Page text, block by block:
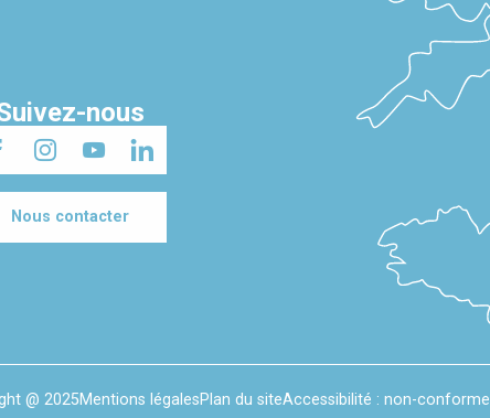
nous
Nous contacter
@ 2025Mentions légalesPlan du siteAccessibilité : non-conforme